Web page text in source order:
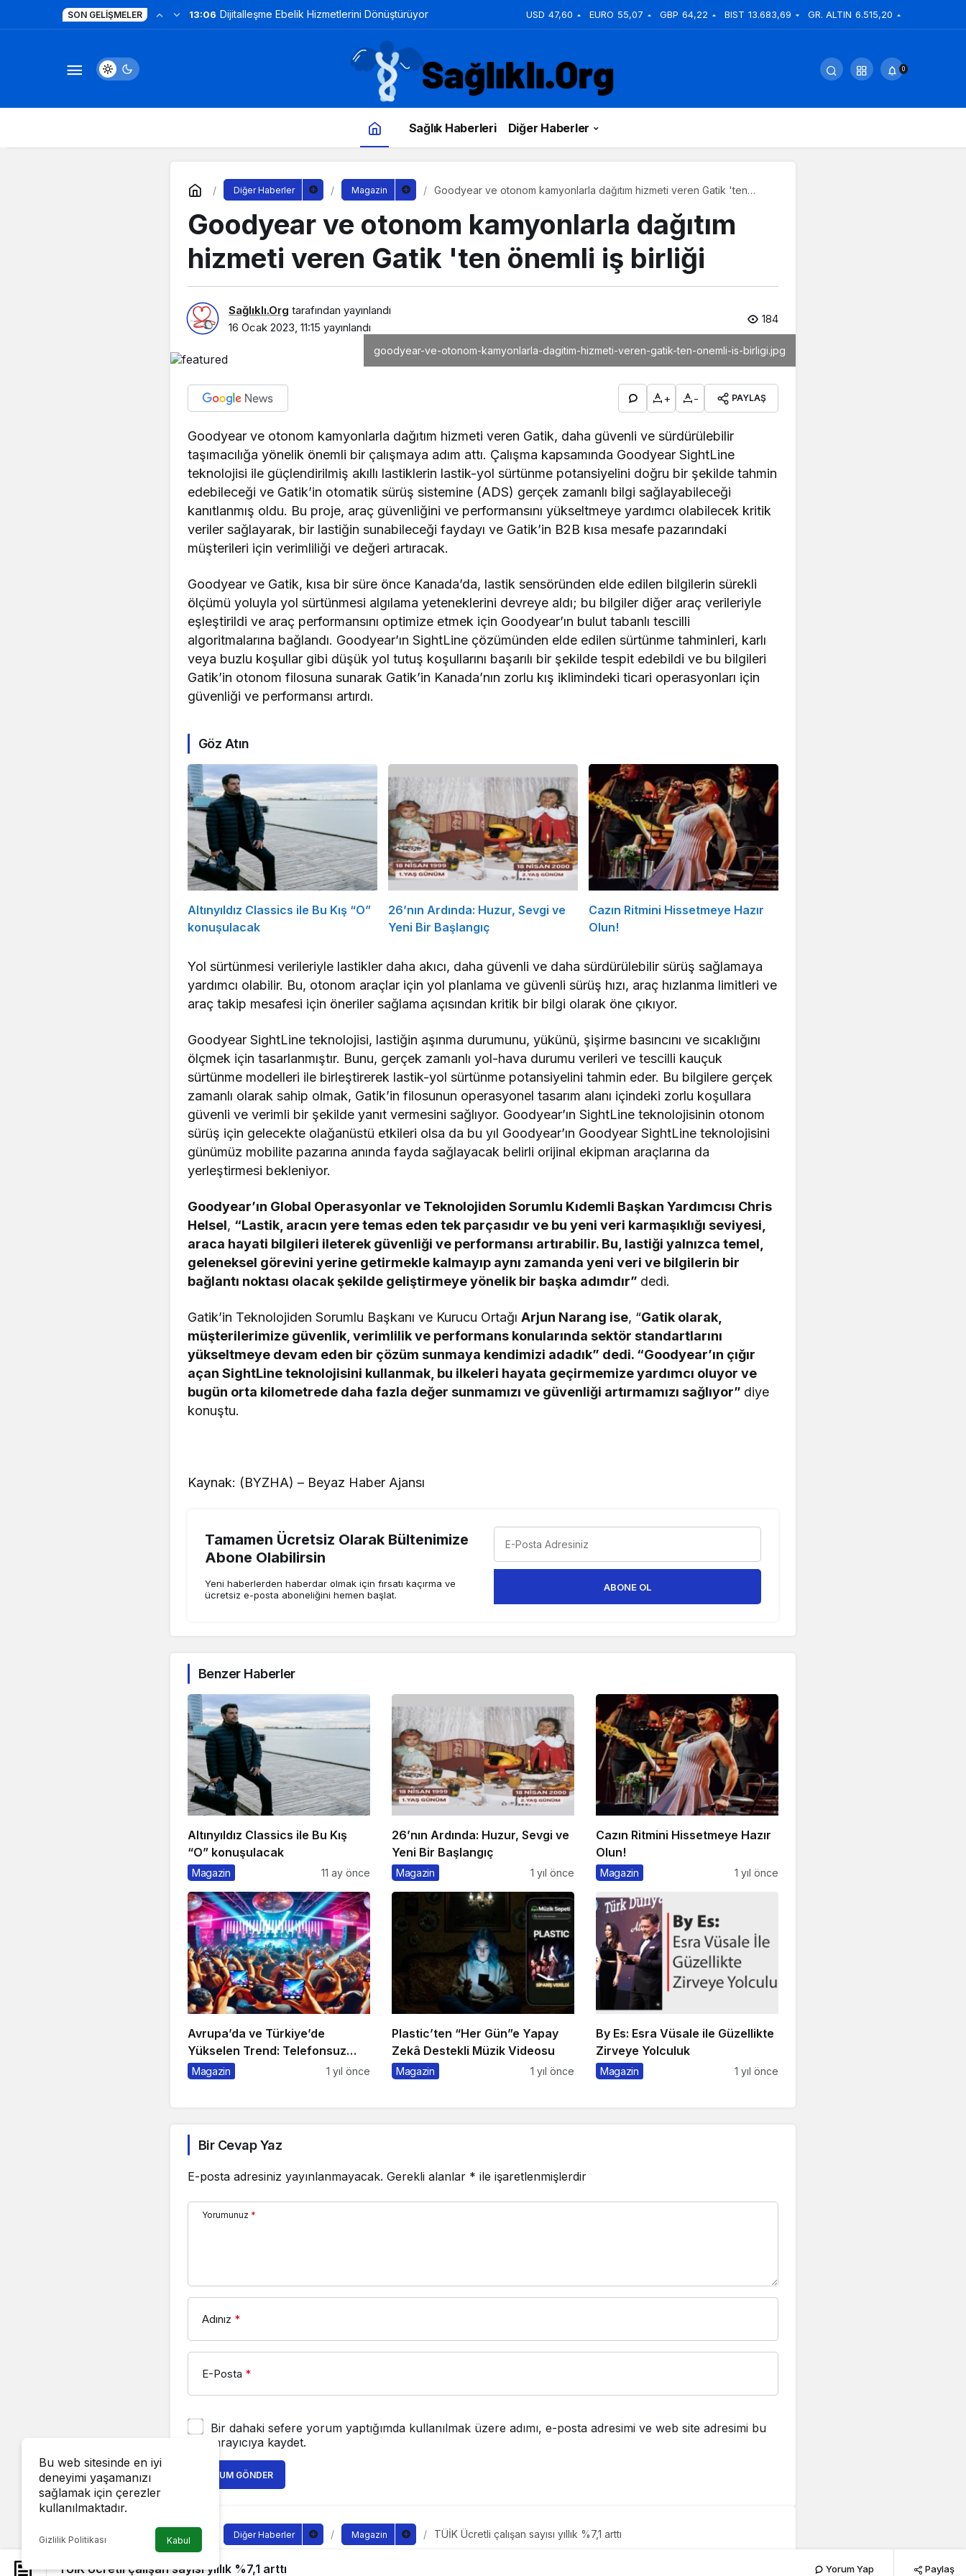
SON GELIŞMELER 13:06 Dijitalleşme Ebelik Hizmetlerini Dönüştürüyor USD 47,60 EURO 55,07 GBP 64,22 BIST 13.683,69 GR. ALTIN 6.515,20
0
Sağlık Haberleri Diğer Haberler
Diğer Haberler Magazin
Goodyear ve otonom kamyonlarla dağıtım hizmeti veren Gatik 'ten
Goodyear ve otonom kamyonlarla dağıtım
hizmeti veren Gatik 'ten önemli iş birliği
Sağlıklı.Org tarafından yayınlandı
16 Ocak 2023, 11:15 yayınlandı
184
goodyear-ve-otonom-kamyonlarla-dagitim-hizmeti-veren-gatik-ten-onemli-is-birligi.jpg
+ - PAYLAŞ
Goodyear ve otonom kamyonlarla dağıtım hizmeti veren Gatik, daha güvenli ve sürdürülebilir
taşımacılığa yönelik önemli bir çalışmaya adım attı. Çalışma kapsamında Goodyear SightLine
teknolojisi ile güçlendirilmiş akıllı lastiklerin lastik-yol sürtünme potansiyelini doğru bir şekilde tahmin
edebileceği ve Gatik’in otomatik sürüş sistemine (ADS) gerçek zamanlı bilgi sağlayabileceği
kanıtlanmış oldu. Bu proje, araç güvenliğini ve performansını yükseltmeye yardımcı olabilecek kritik
veriler sağlayarak, bir lastiğin sunabileceği faydayı ve Gatik’in B2B kısa mesafe pazarındaki
müşterileri için verimliliği ve değeri artıracak.
Goodyear ve Gatik, kısa bir süre önce Kanada’da, lastik sensöründen elde edilen bilgilerin sürekli
ölçümü yoluyla yol sürtünmesi algılama yeteneklerini devreye aldı; bu bilgiler diğer araç verileriyle
eşleştirildi ve araç performansını optimize etmek için Goodyear’ın bulut tabanlı tescilli
algoritmalarına bağlandı. Goodyear’ın SightLine çözümünden elde edilen sürtünme tahminleri, karlı
veya buzlu koşullar gibi düşük yol tutuş koşullarını başarılı bir şekilde tespit edebildi ve bu bilgileri
Gatik’in otonom filosuna sunarak Gatik’in Kanada’nın zorlu kış iklimindeki ticari operasyonları için
güvenliği ve performansı artırdı.
Göz Atın
Altınyıldız Classics ile Bu Kış “O”
konuşulacak
26’nın Ardında: Huzur, Sevgi ve
Yeni Bir Başlangıç
Cazın Ritmini Hissetmeye Hazır
Olun!
Yol sürtünmesi verileriyle lastikler daha akıcı, daha güvenli ve daha sürdürülebilir sürüş sağlamaya
yardımcı olabilir. Bu, otonom araçlar için yol planlama ve güvenli sürüş hızı, araç hızlanma limitleri ve
araç takip mesafesi için öneriler sağlama açısından kritik bir bilgi olarak öne çıkıyor.
Goodyear SightLine teknolojisi, lastiğin aşınma durumunu, yükünü, şişirme basıncını ve sıcaklığını
ölçmek için tasarlanmıştır. Bunu, gerçek zamanlı yol-hava durumu verileri ve tescilli kauçuk
sürtünme modelleri ile birleştirerek lastik-yol sürtünme potansiyelini tahmin eder. Bu bilgilere gerçek
zamanlı olarak sahip olmak, Gatik’in filosunun operasyonel tasarım alanı içindeki zorlu koşullara
güvenli ve verimli bir şekilde yanıt vermesini sağlıyor. Goodyear’ın SightLine teknolojisinin otonom
sürüş için gelecekte olağanüstü etkileri olsa da bu yıl Goodyear’ın Goodyear SightLine teknolojisini
günümüz mobilite pazarına anında fayda sağlayacak belirli orijinal ekipman araçlarına da
yerleştirmesi bekleniyor.
Goodyear’ın Global Operasyonlar ve Teknolojiden Sorumlu Kıdemli Başkan Yardımcısı Chris
Helsel, “Lastik, aracın yere temas eden tek parçasıdır ve bu yeni veri karmaşıklığı seviyesi,
araca hayati bilgileri ileterek güvenliği ve performansı artırabilir. Bu, lastiği yalnızca temel,
geleneksel görevini yerine getirmekle kalmayıp aynı zamanda yeni veri ve bilgilerin bir
bağlantı noktası olacak şekilde geliştirmeye yönelik bir başka adımdır” dedi.
Gatik’in Teknolojiden Sorumlu Başkanı ve Kurucu OrtağıArjun Narang ise, “Gatik olarak,
müşterilerimize güvenlik, verimlilik ve performans konularında sektör standartlarını
yükseltmeye devam eden bir çözüm sunmaya kendimizi adadık” dedi. “Goodyear’ın çığır
açan SightLine teknolojisini kullanmak, bu ilkeleri hayata geçirmemize yardımcı oluyor ve
bugün orta kilometrede daha fazla değer sunmamızı ve güvenliği artırmamızı sağlıyor” diye
konuştu.
Kaynak: (BYZHA) – Beyaz Haber Ajansı
Tamamen Ücretsiz Olarak Bültenimize
Abone Olabilirsin
Yeni haberlerden haberdar olmak için fırsatı kaçırma ve
ücretsiz e-posta aboneliğini hemen başlat.
ABONE OL
Benzer Haberler
Altınyıldız Classics ile Bu Kış
“O” konuşulacak
Magazin 11 ay önce
26’nın Ardında: Huzur, Sevgi ve
Yeni Bir Başlangıç
Magazin 1 yıl önce
Cazın Ritmini Hissetmeye Hazır
Olun!
Magazin 1 yıl önce
Avrupa’da ve Türkiye’de
Yükselen Trend: Telefonsuz
Gece Kulüpleri
Magazin 1 yıl önce
Plastic’ten “Her Gün”e Yapay
Zekâ Destekli Müzik Videosu
Magazin 1 yıl önce
By Es: Esra Vüsale ile Güzellikte
Zirveye Yolculuk
Magazin 1 yıl önce
Bir Cevap Yaz
E-posta adresiniz yayınlanmayacak. Gerekli alanlar * ile işaretlenmişlerdir
Yorumunuz *
Adınız *
E-Posta *
Bir dahaki sefere yorum yaptığımda kullanılmak üzere adımı, e-posta adresimi ve web site adresimi bu
tarayıcıya kaydet.
YORUM GÖNDER
Diğer Haberler Magazin TÜİK Ücretli çalışan sayısı yıllık %7,1 arttı
TÜİK Ücretli çalışan sayısı yıllık %7,1 arttı
TÜİK Ücretli çalışan sayısı yıllık %7,1 arttı Yorum Yap Paylaş
Bu web sitesinde en iyi
deneyimi yaşamanızı
sağlamak için çerezler
kullanılmaktadır.
Gizlilik Politikası Kabul